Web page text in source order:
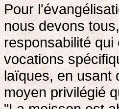
Pour
nous devons
responsabilité
vocations
laïques, en usant
moyen privilégié